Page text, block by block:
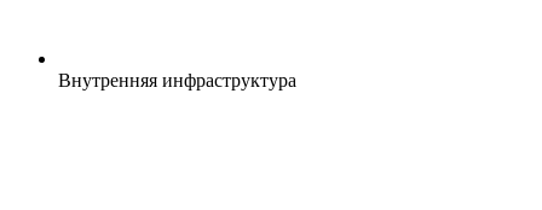
Внутренняя инфраструктура